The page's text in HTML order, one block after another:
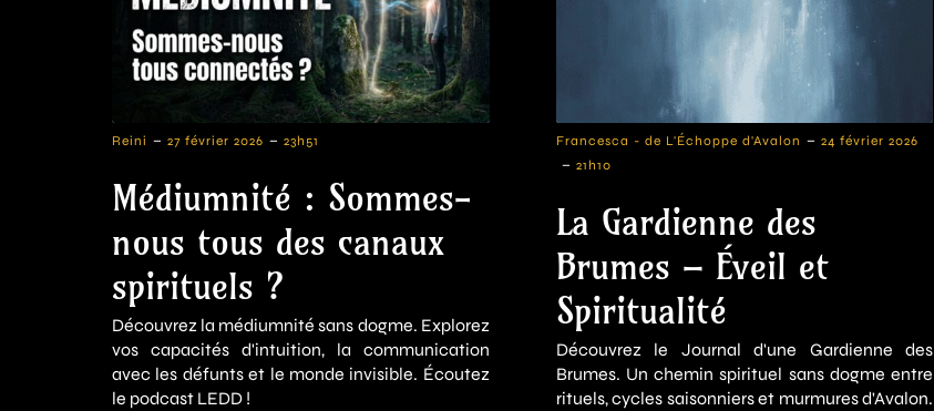
Reini - 27 février 2026 - 23h51
Médiumnité : Sommes-
nous tous des canaux
spirituels ?
Découvrez la médiumnité sans dogme. Explorez
vos capacités d'intuition, la communication
avec les défunts et le monde invisible. Écoutez
le podcast LEDD !
Francesca - de L'Échoppe d'Avalon - 24 février 2026
- 21h10
La Gardienne des
Brumes – Éveil et
Spiritualité
Découvrez le Journal d'une Gardienne des
Brumes. Un chemin spirituel sans dogme entre
rituels, cycles saisonniers et murmures d'Avalon.